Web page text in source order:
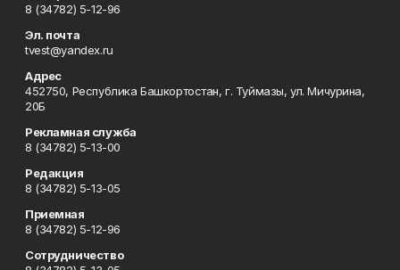
8 (34782) 5-12-96
Эл. почта
tvest@yandex.ru
Адрес
452750, Республика Башкортостан, г. Туймазы, ул. Мичурина,
20Б
Рекламная служба
8 (34782) 5-13-00
Редакция
8 (34782) 5-13-05
Приемная
8 (34782) 5-12-96
Сотрудничество